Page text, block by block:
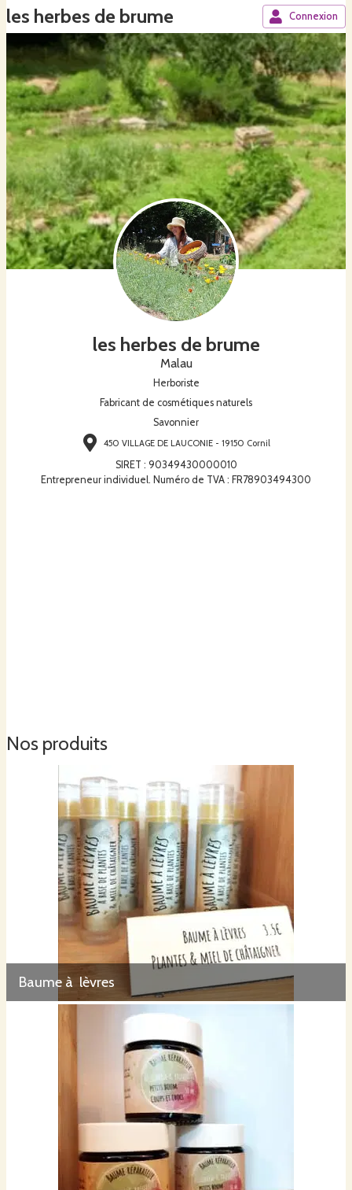
les herbes de brume Connexion
les herbes de brume
Malau
Herboriste
Fabricant de cosmétiques naturels
Savonnier
450 VILLAGE DE LAUCONIE - 19150 Cornil
SIRET : 90349430000010
Entrepreneur individuel. Numéro de TVA : FR78903494300
Nos produits
Baume à lèvres